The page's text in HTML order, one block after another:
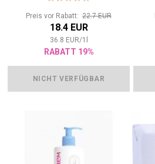
Preis vor Rabatt: 22.7 EUR
18.4 EUR
36.8 EUR/1
RABATT 19%
NICHT VERFÜGBAR